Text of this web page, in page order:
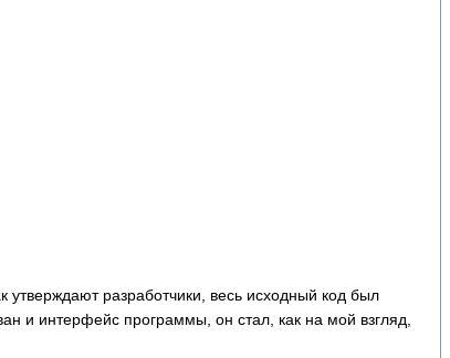
разработчики, весь исходный код был
и интерфейс программы, он стал, как на мой взгляд,